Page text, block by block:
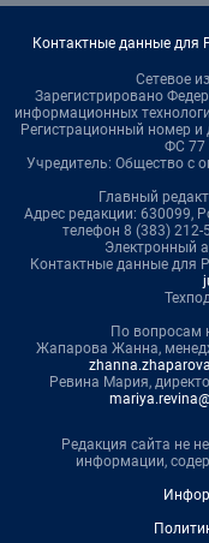
Контактные данные для
Сетевое
Зарегистрировано
информационных
Регистрационный номер
ФС 77
Учредитель: Общество с
Главный
Адрес редакции: 630099,
телефон 8 (383) 212-
Электронный
Контактные данные для
По вопросам
Жапарова Жанна,
Ревина Мария,
Редакция сайта не
информации,